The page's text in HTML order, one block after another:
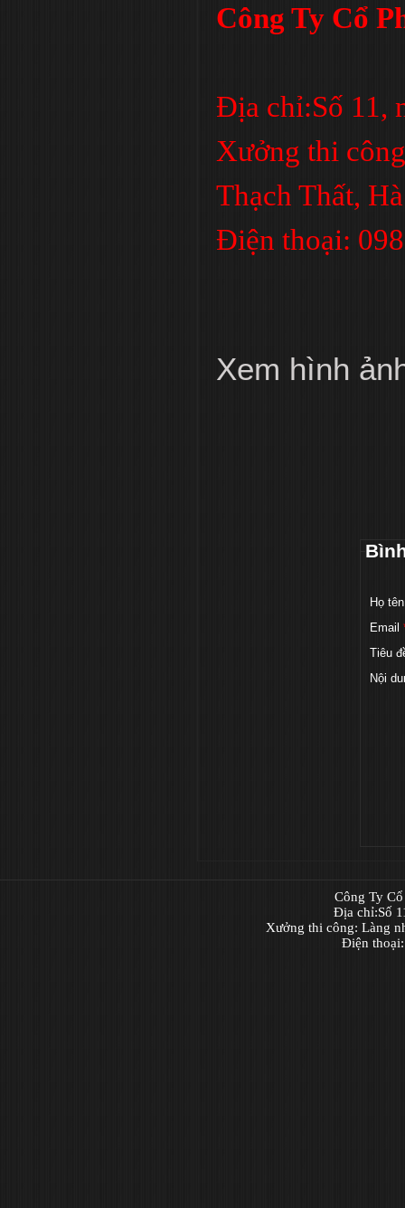
Công Ty Cổ
Địa chỉ:Số 11,
Xưởng thi
Thạch Thất,
Điện thoại:
Xem hình
Họ tên
Email
Tiêu
Nội
Công Ty
Địa chỉ:Số
Xưởng thi công: Làng
Điện